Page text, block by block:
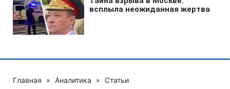
Главная » Аналитика » Статьи